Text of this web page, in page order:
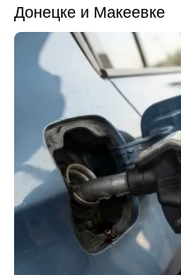
Донецке и Макеевке